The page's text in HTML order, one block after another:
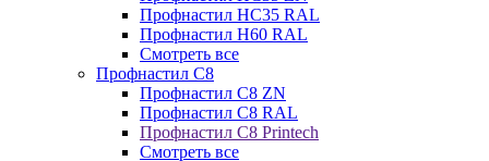
Профнастил НС35 RAL
Профнастил Н60 RAL
Смотреть все
Профнастил C8
Профнастил С8 ZN
Профнастил С8 RAL
Профнастил С8 Printech
Смотреть все